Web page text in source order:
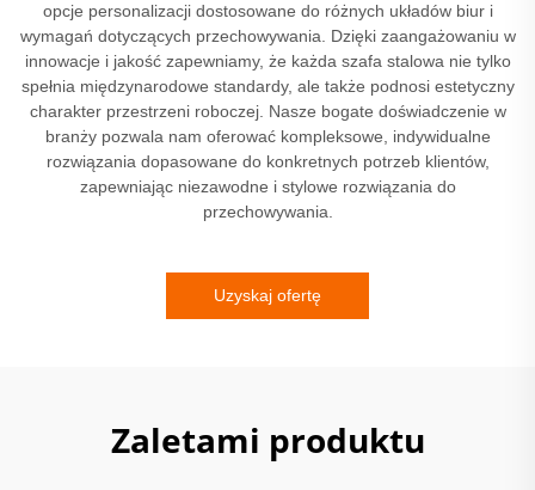
opcje personalizacji dostosowane do różnych układów biur i
wymagań dotyczących przechowywania. Dzięki zaangażowaniu w
innowacje i jakość zapewniamy, że każda szafa stalowa nie tylko
spełnia międzynarodowe standardy, ale także podnosi estetyczny
charakter przestrzeni roboczej. Nasze bogate doświadczenie w
branży pozwala nam oferować kompleksowe, indywidualne
rozwiązania dopasowane do konkretnych potrzeb klientów,
zapewniając niezawodne i stylowe rozwiązania do
przechowywania.
Uzyskaj ofertę
Zaletami produktu